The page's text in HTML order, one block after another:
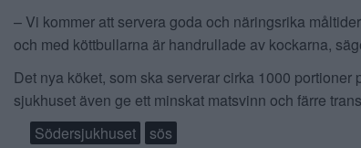
– Vi kommer att servera goda och näringsrika
och med köttbullarna är handrullade av kockarna,
Det nya köket, som ska serverar cirka 1000 portioner
sjukhuset även ge ett minskat matsvinn och färre
Södersjukhuset
sös